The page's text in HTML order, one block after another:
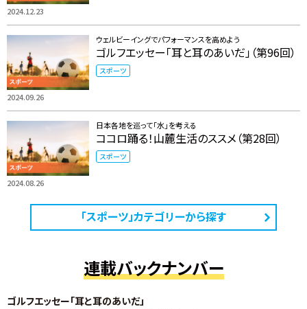
2024.12.23
2024.09.26
ウェルビーイングでパフォーマンスを高めよう
ゴルフエッセー「耳と耳のあいだ」（第96回）
スポーツ
2024.08.26
日本各地を巡って「水」を考える
ココロ踊る！山麓生活のススメ（第28回）
スポーツ
「スポーツ」カテゴリーから探す
連載バックナンバー
ゴルフエッセー「耳と耳のあいだ」